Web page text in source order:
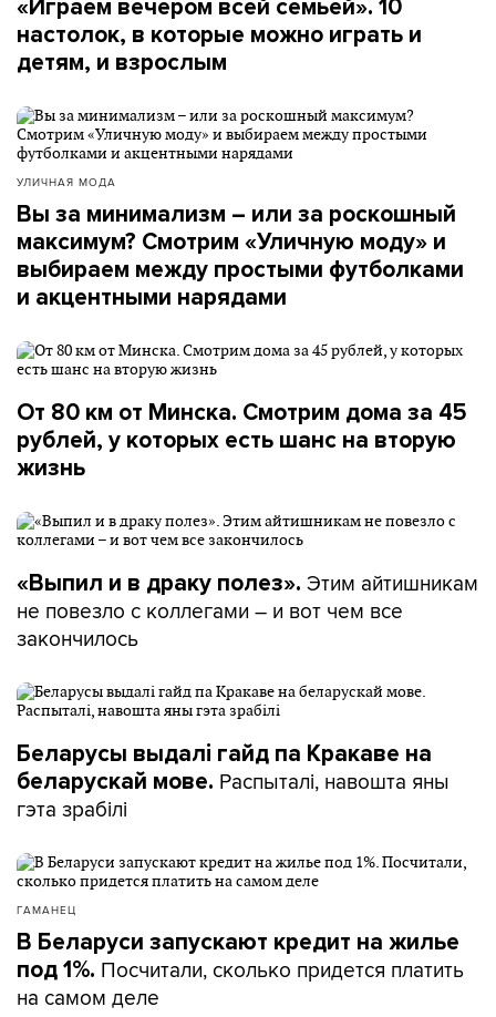
«Играем вечером всей семьей». 10
настолок, в которые можно играть и
детям, и взрослым
УЛИЧНАЯ МОДА
Вы за минимализм – или за роскошный
максимум? Смотрим «Уличную моду» и
выбираем между простыми футболками
и акцентными нарядами
От 80 км от Минска. Смотрим дома за 45
рублей, у которых есть шанс на вторую
жизнь
«Выпил и в драку полез». Этим айтишникам
не повезло с коллегами – и вот чем все
закончилось
Беларусы выдалі гайд па Кракаве на
беларускай мове. Распыталі, навошта яны
гэта зрабілі
ГАМАНЕЦ
В Беларуси запускают кредит на жилье
под 1%. Посчитали, сколько придется платить
на самом деле